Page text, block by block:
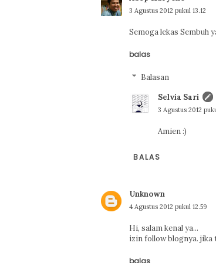
3 Agustus 2012 pukul 13.12
Semoga lekas Sembuh
balas
Balasan
Selvia Sari
3 Agustus 2012
Amien :)
BALAS
Unknown
4 Agustus 2012 pukul 12.59
Hi, salam kenal ya...
izin follow blognya. jika
balas